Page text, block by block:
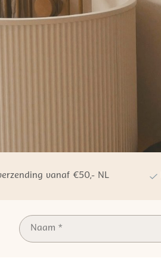
vanaf €50,- NL